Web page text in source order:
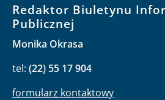
Redaktor Biuletynu
Publicznej
Monika Okrasa
tel: (22) 55 17 904
formularz kontaktowy